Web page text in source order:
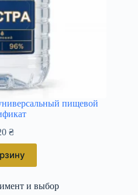
пищевой
₴
и выбор